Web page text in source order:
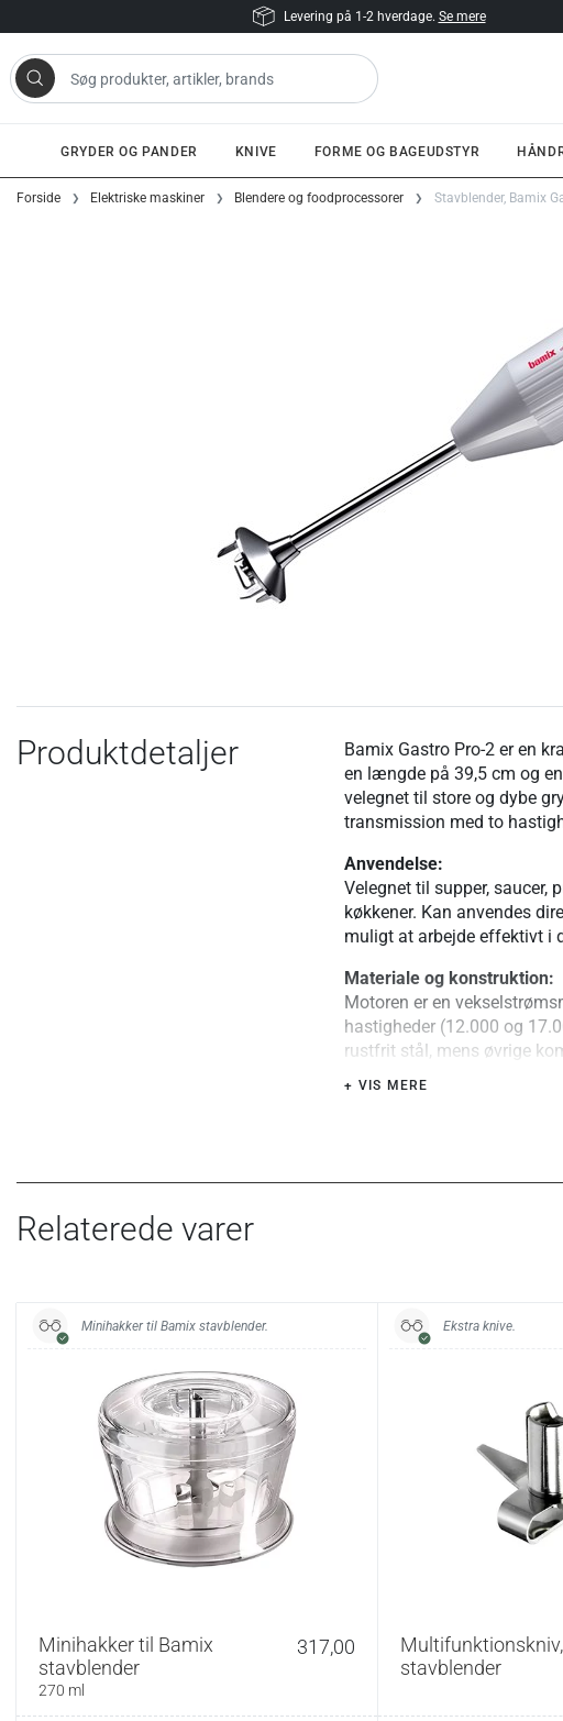
Gå til indhold
Levering på 1-2 hverdage. Se mere
artikler, brands
GRYDER OG PANDER KNIVE FORME OG BAGEUDSTYR
Forside Elektriske maskiner Blendere og foodprocessorer Stavblender, Bamix
Produktdetaljer
Bamix Gastro Pro-2 er en
en længde på 39,5 cm og
velegnet til store og dybe
transmission med to
Anvendelse:
Velegnet til supper, saucer,
køkkener. Kan anvendes
muligt at arbejde effektivt i
Materiale og konstruktion:
Motoren er en
hastigheder (12.000 og
rustfrit stål, mens øvrige
ben omkring kniven
beholdere. Skåner
Nedsænkningsdybde:
25
Tilbehør:
+ VIS MERE
Relaterede varer
Minihakker til Bamix stavblender.
Minihakker til Bamix
stavblender
270 ml
317,00
Ekstra knive.
stavblender